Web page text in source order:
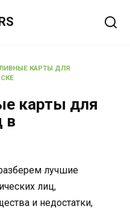
КАРТЫ ДЛЯ
карты для
в
лучшие
лиц,
и недостатки,